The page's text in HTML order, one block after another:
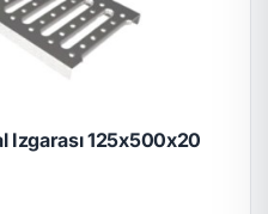
Izgarası 125x500x20